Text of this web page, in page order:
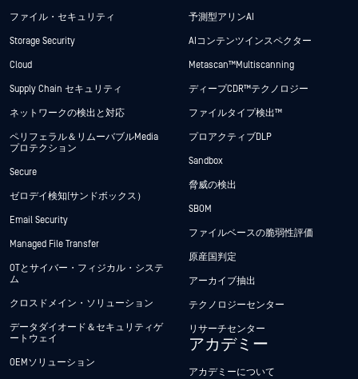
ファイル・セキュリティ
Storage Security
Cloud
Supply Chain セキュリティ
ネットワークの検出と対応
ペリフェラル＆リムーバブルMedia
プロテクション
Secure
ゼロデイ検知(サンドボックス）
Email Security
Managed File Transfer
OTとサイバー・フィジカル・システ
ム
クロスドメイン・ソリューション
データダイオード＆セキュリティゲ
ートウェイ
OEMソリューション
予測型アリンAI
AIコンテンツインスペクター
Metascan™ Multiscanning
ディープCDR™テクノロジー
ファイルタイプ検出™
プロアクティブDLP
Sandbox
脅威の検出
SBOM
ファイルベースの脆弱性評価
原産国判定
アーカイブ抽出
テクノロジーセンター
リサーチセンター
アカデミー
アカデミーについて